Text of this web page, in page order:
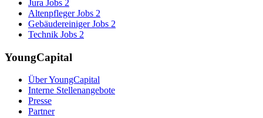
Jura Jobs 2
Altenpfleger Jobs 2
Gebäudereiniger Jobs 2
Technik Jobs 2
YoungCapital
Über YoungCapital
Interne Stellenangebote
Presse
Partner